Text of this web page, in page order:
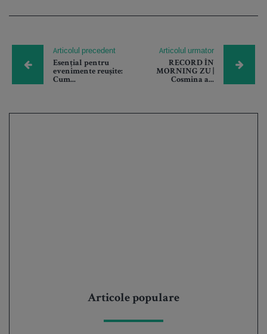
Articolul precedent
Esențial pentru
evenimente reușite:
Cum...
Articolul urmator
RECORD ÎN
MORNING ZU |
Cosmina a...
Articole populare